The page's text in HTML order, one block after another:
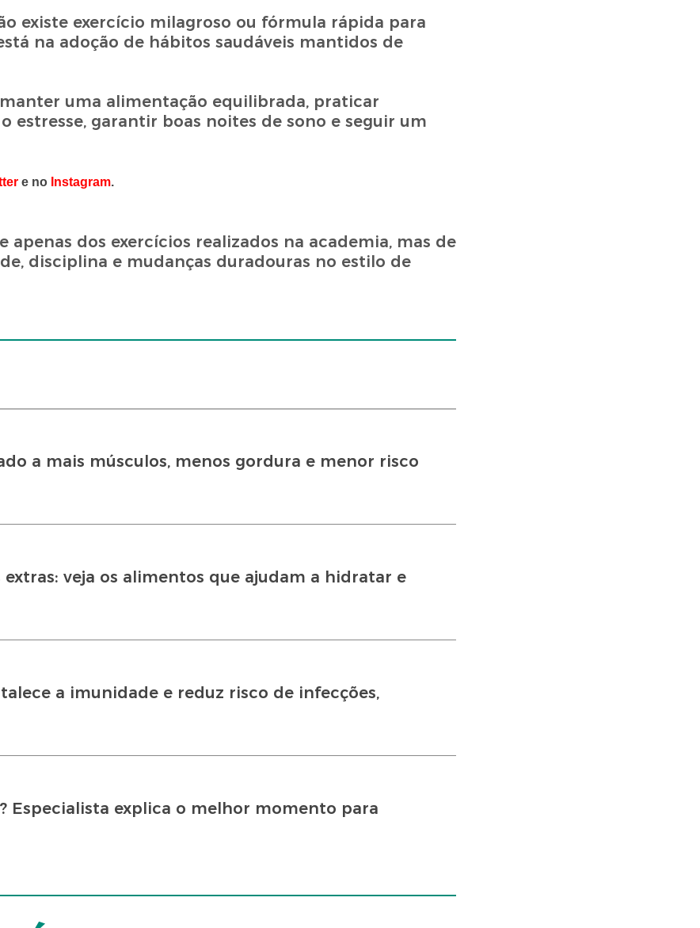
existe exercício milagroso ou fórmula rápida para
na adoção de hábitos saudáveis mantidos de
uma alimentação equilibrada, praticar
estresse, garantir boas noites de sono e seguir um
e no Instagram.
dos exercícios realizados na academia, mas de
disciplina e mudanças duradouras no estilo de
a mais músculos, menos gordura e menor risco
veja os alimentos que ajudam a hidratar e
a imunidade e reduz risco de infecções,
Especialista explica o melhor momento para